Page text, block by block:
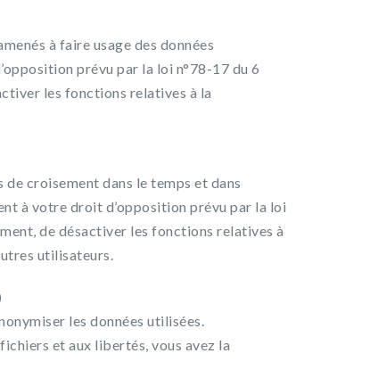
à faire usage des données
prévu par la loi n°78-17 du 6
les fonctions relatives à la
croisement dans le temps et dans
à votre droit d’opposition prévu par la loi
de désactiver les fonctions relatives à
utilisateurs.
les données utilisées.
et aux libertés, vous avez la